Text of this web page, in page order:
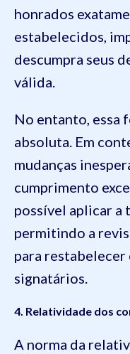
honrados
estabelecidos,
descumpra seus
válida.
No entanto, essa
absoluta. Em
mudanças
cumprimento
possível aplicar a
permitindo a
para
signatários.
4. Relatividade dos
A norma da